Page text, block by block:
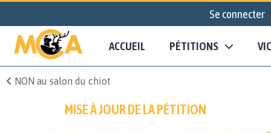
Se connecter
ACCUEIL PÉTITIONS
NON au salon du chiot
MISE À JOUR DE LA PÉTITION